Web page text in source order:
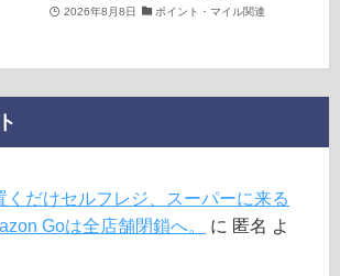
2026年8月8日 ポイント・マイル関連
くだけセルフレジ、スーパーに来る
Goは全店舗閉鎖へ。
に 匿名 よ